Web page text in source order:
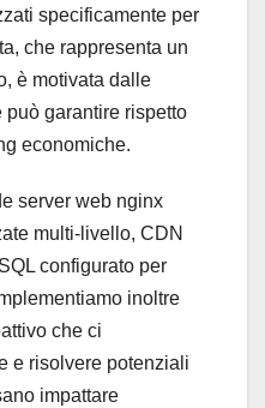
specificamente per
che rappresenta un
è motivata dalle
garantire rispetto
economiche.
server web nginx
multi-livello, CDN
configurato per
inoltre
che ci
e risolvere potenziali
impattare